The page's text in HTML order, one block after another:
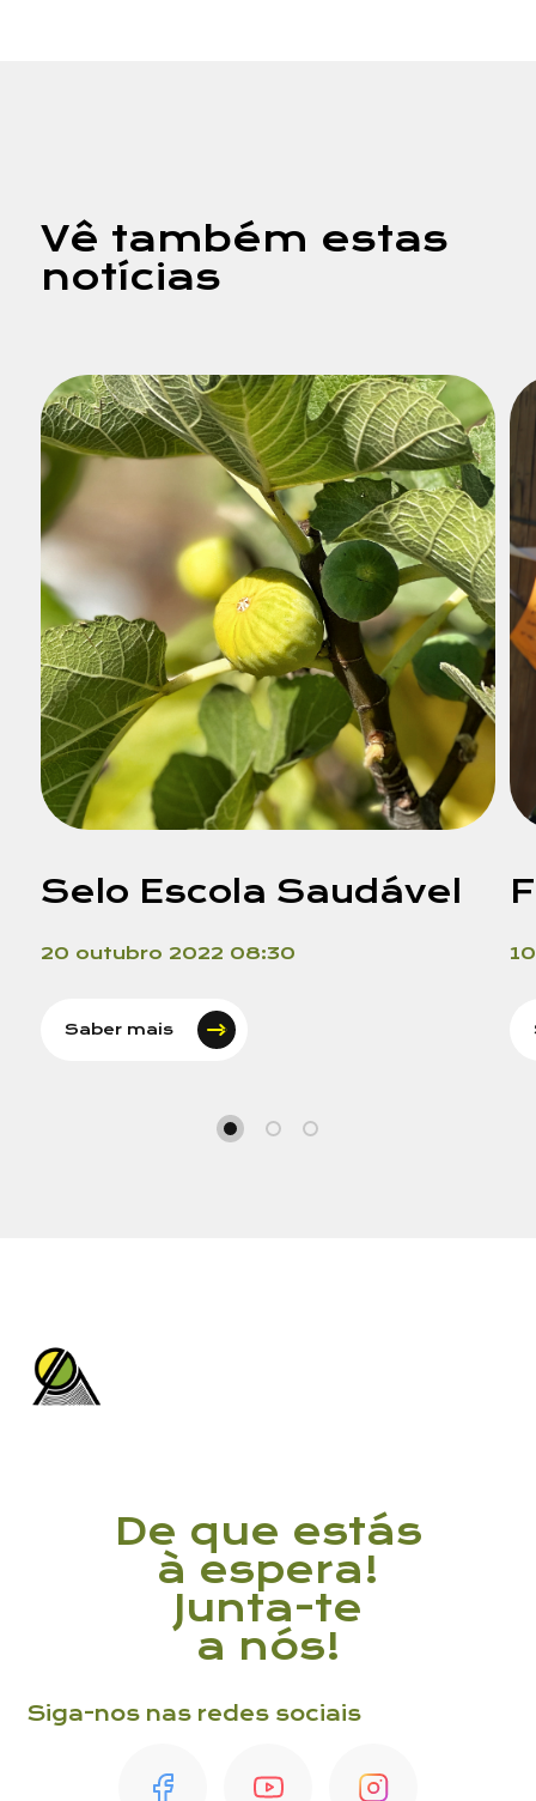
Mensagem
Política de Privacidade
Vê também estas
notícias
Selo Escola Saudável
20 outubro 2022 08:30
Saber mais
De que estás
à espera!
Junta-te
a nós!
Siga-nos nas redes sociais